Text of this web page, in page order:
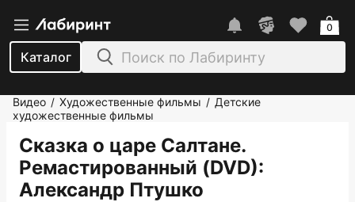
Каталог
0
Видео / Художественные фильмы / Детские
художественные фильмы
Сказка о царе Салтане.
Ремастированный (DVD):
Александр Птушко